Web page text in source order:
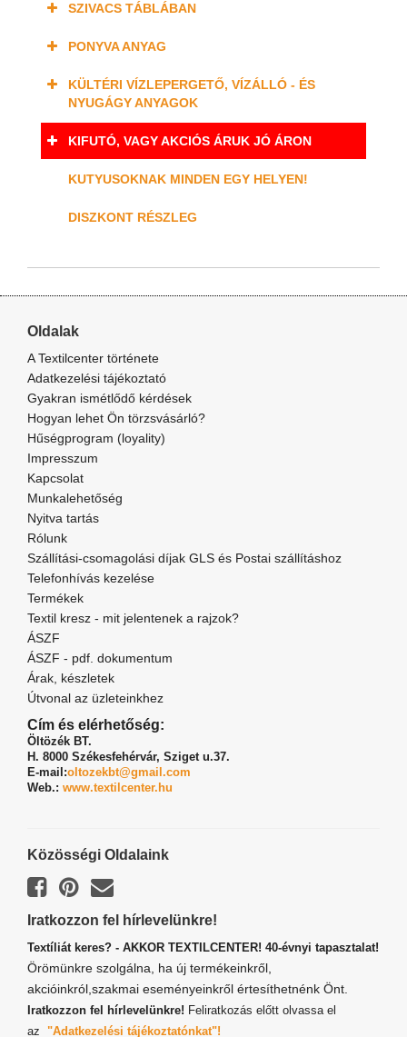
SZIVACS TÁBLÁBAN
PONYVA ANYAG
KÜLTÉRI VÍZLEPERGETŐ, VÍZÁLLÓ - ÉS
NYUGÁGY ANYAGOK
KIFUTÓ, VAGY AKCIÓS ÁRUK JÓ ÁRON
KUTYUSOKNAK MINDEN EGY HELYEN!
DISZKONT RÉSZLEG
Oldalak
A Textilcenter története
Adatkezelési tájékoztató
Gyakran ismétlődő kérdések
Hogyan lehet Ön törzsvásárló?
Hűségprogram (loyality)
Impresszum
Kapcsolat
Munkalehetőség
Nyitva tartás
Rólunk
Szállítási-csomagolási díjak GLS és Postai szállításhoz
Telefonhívás kezelése
Termékek
Textil kresz - mit jelentenek a rajzok?
ÁSZF
ÁSZF - pdf. dokumentum
Árak, készletek
Útvonal az üzleteinkhez
Cím és elérhetőség:
Öltözék BT.
H. 8000 Székesfehérvár, Sziget u.37.
E-mail:oltozekbt@gmail.com
Web.: www.textilcenter.hu
Közösségi Oldalaink
Iratkozzon fel hírlevelünkre!
Textíliát keres? - AKKOR TEXTILCENTER! 40-évnyi tapasztalat!
Örömünkre szolgálna, ha új termékeinkről,
akcióinkról,szakmai eseményeinkről értesíthetnénk Önt.
Iratkozzon fel hírlevelünkre! Feliratkozás előtt olvassa el
az "Adatkezelési tájékoztatónkat"!